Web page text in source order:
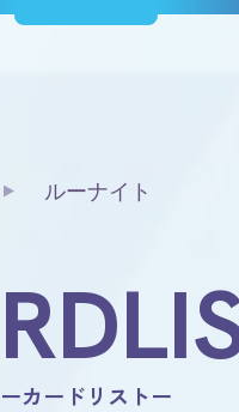
ルーナイト
ーカードリストー